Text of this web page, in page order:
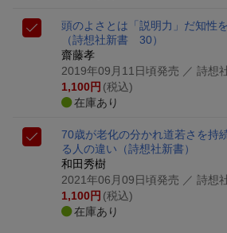
頭のよさとは「説明力」だ知性
（詩想社新書 30）
齋藤孝
2019年09月11日頃発売 ／ 詩想
1,100円 (税込)
在庫あり
70歳が老化の分かれ道若さを持
る人の違い （詩想社新書）
和田秀樹
2021年06月09日頃発売 ／ 詩想
1,100円 (税込)
在庫あり